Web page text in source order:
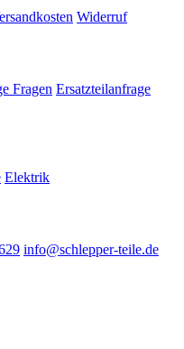
Widerruf
Fragen Ersatzteilanfrage
Elektrik
info@schlepper-teile.de